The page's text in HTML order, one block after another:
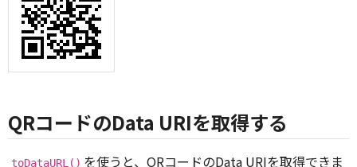
QRコードのData URIを取得する
toDataURL() を使うと、QRコードのData URIを取得できま